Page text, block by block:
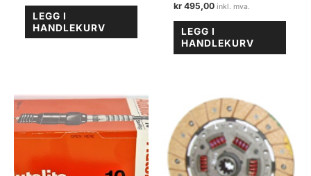
LEGG I
HANDLEKURV
kr 495,00
LEGG I
HANDLEKURV